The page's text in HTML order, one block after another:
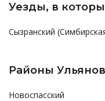
Уезды, в
Сызранский
Районы
Новоспасский